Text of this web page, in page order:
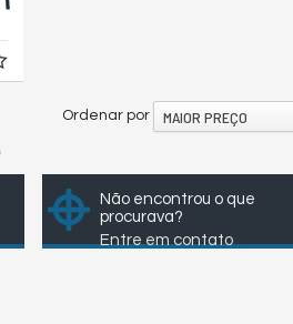
Ordenar por MAIOR PREÇO
Não encontrou o que
procurava?
Entre em contato